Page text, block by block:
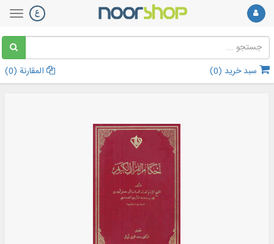
سبد خرید (0
) المقارنة (0
)